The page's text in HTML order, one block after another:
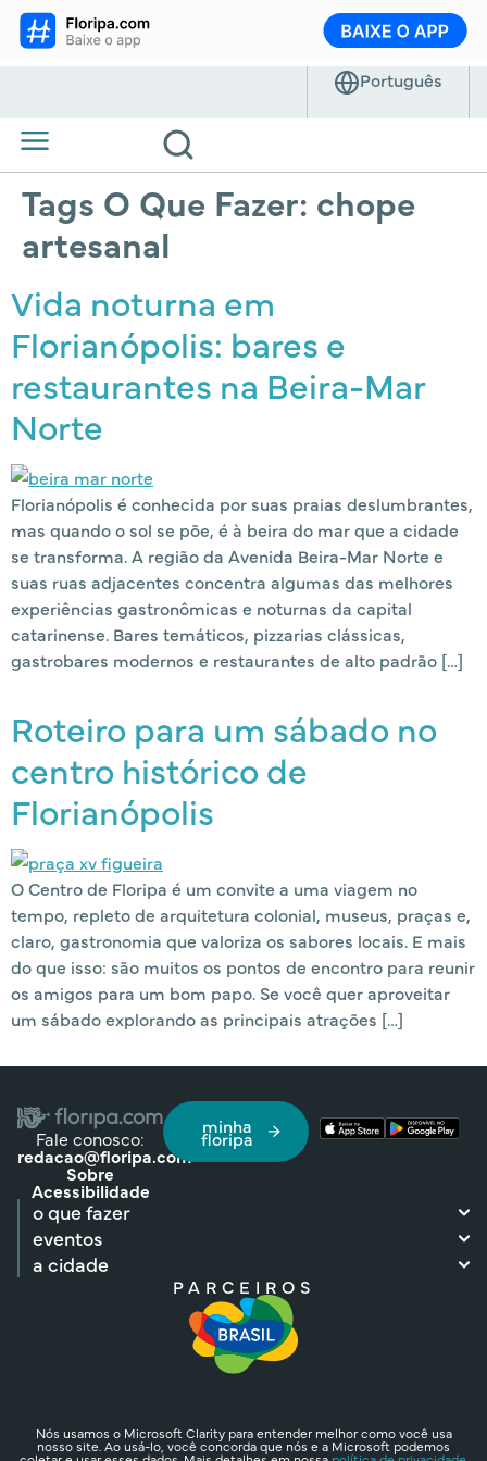
Tags O Que Fazer: chope
artesanal
Vida noturna em
Florianópolis: bares e
restaurantes na Beira-Mar
Norte
Florianópolis é conhecida por suas praias deslumbrantes,
mas quando o sol se põe, é à beira do mar que a cidade
se transforma. A região da Avenida Beira-Mar Norte e
suas ruas adjacentes concentra algumas das melhores
experiências gastronômicas e noturnas da capital
catarinense. Bares temáticos, pizzarias clássicas,
gastrobares modernos e restaurantes de alto padrão […]
Roteiro para um sábado no
centro histórico de
Florianópolis
O Centro de Floripa é um convite a uma viagem no
tempo, repleto de arquitetura colonial, museus, praças e,
claro, gastronomia que valoriza os sabores locais. E mais
do que isso: são muitos os pontos de encontro para reunir
os amigos para um bom papo. Se você quer aproveitar
um sábado explorando as principais atrações […]
Fale conosco:
redacao@floripa.com
Sobre
Acessibilidade
minha
floripa
o que fazer
eventos
a cidade
PARCEIROS
Nós usamos o Microsoft Clarity para entender melhor como você usa
nosso site. Ao usá-lo, você concorda que nós e a Microsoft podemos